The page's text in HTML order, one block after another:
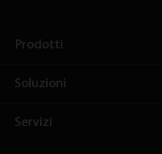
Prodotti
Soluzioni
Servizi